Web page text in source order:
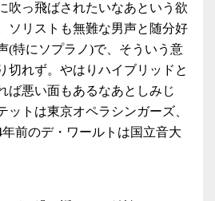
吹っ飛ばされたいなあという欲
ソリストも無難な男声と随分好
(特にソプラノ)で、そういう意
切れず。やはりハイブリッドと
ば悪い面もあるなあとしみじ
ットは東京オペラシンガーズ、
前のデ・ワールトは国立音大